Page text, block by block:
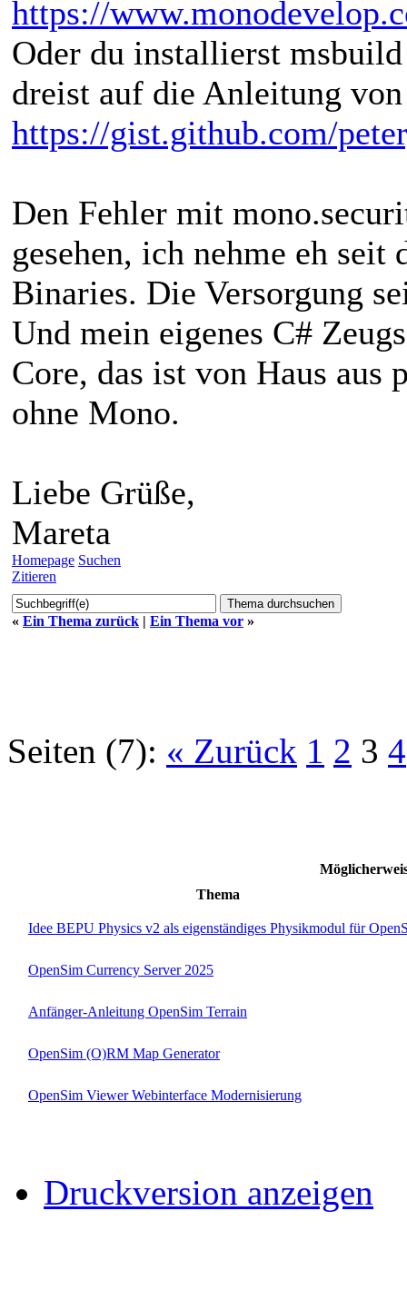
https://
Oder du installierst
dreist auf die Anleitung
https://gist.github.com/
Den Fehler mit
gesehen, ich nehme eh
Binaries. Die Versorgung
Und mein eigenes C#
Core, das ist von Haus
ohne Mono.
Liebe Grüße,
Mareta
Homepage Suchen
Zitieren
« Ein Thema zurück | Ein Thema vor »
Seiten (7): « Zurück 1 2 3 4
Thema
Idee BEPU Physics v2 als eigenständiges Physikmodul für
OpenSim Currency Server 2025
Anfänger-Anleitung OpenSim Terrain
OpenSim (O)RM Map Generator
OpenSim Viewer Webinterface Modernisierung
Druckversion anzeigen